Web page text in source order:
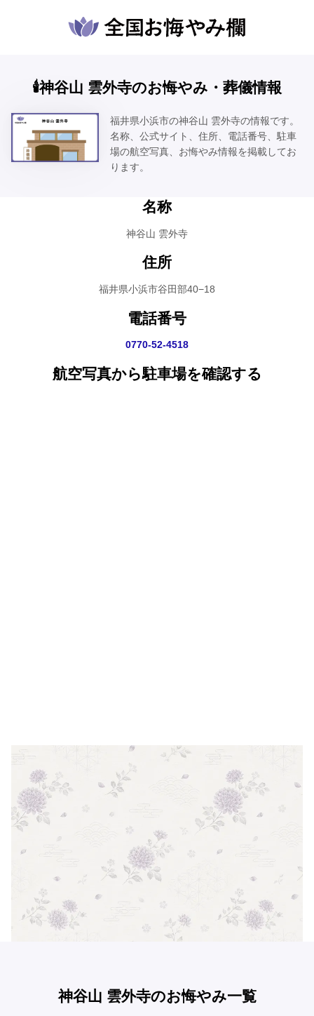
🕯️神谷山 雲外寺のお悔やみ・葬儀情報
福井県小浜市の神谷山 雲外寺の情報です。
名称、公式サイト、住所、電話番号、駐車
場の航空写真、お悔やみ情報を掲載してお
ります。
名称
神谷山 雲外寺
住所
福井県小浜市谷田部40−18
電話番号
0770-52-4518
航空写真から駐車場を確認する
神谷山 雲外寺のお悔やみ一覧